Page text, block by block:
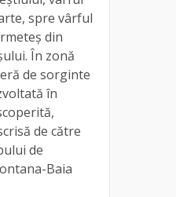
spre vârful
din
În zonă
de sorginte
în
de către
de
Baia